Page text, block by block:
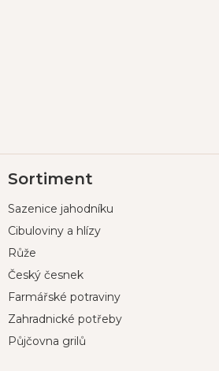
á
a
Sortiment
Sazenice jahodníku
Cibuloviny a hlízy
Růže
Český česnek
Farmářské potraviny
Zahradnické potřeby
Půjčovna grilů